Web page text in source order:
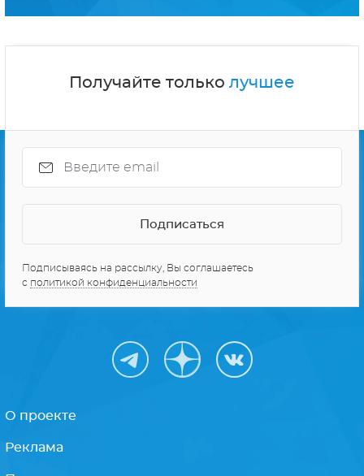
Получайте только лучшее
Подписываясь на рассылку, Вы соглашаетесь
с политикой конфиденциальности
О проекте
Реклама